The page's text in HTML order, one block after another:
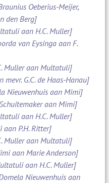
Oeberius-Meijer,
den Berg]
aan H.C. Muller]
van Eysinga aan F.
Muller aan Multatuli]
G.C. de Haas-Hanau]
Nieuwenhuis aan Mimi]
aan Mimi]
aan H.C. Muller]
P.H. Ritter]
Muller aan Multatuli]
aan Marie Anderson]
aan H.C. Muller]
Nieuwenhuis aan